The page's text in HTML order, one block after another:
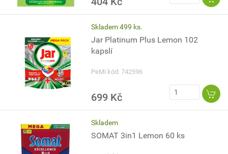
Skladem 499 ks.
Jar Platinum Plus Lemon 102
kapslí
PeMi kód: 742596
699 Kč
Skladem
SOMAT 3in1 Lemon 60 ks